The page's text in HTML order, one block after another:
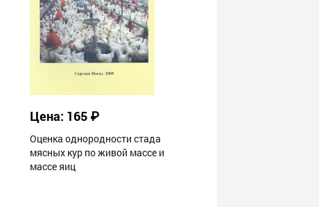
Цена: 165 ₽
Оценка однородности стада
мясных кур по живой массе и
массе яиц